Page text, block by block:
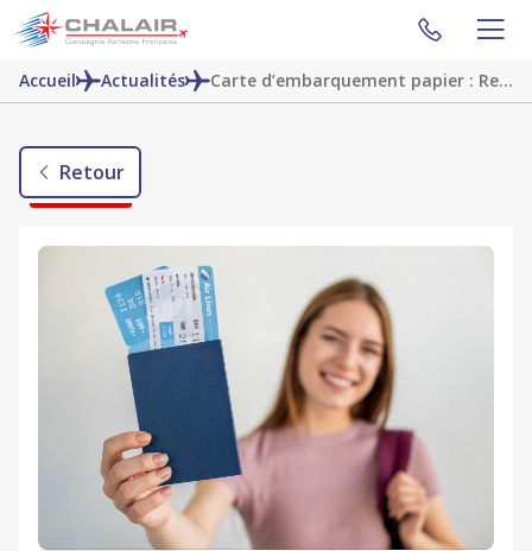
Accueil Actualités Carte d’embarquement papier : Relique du passé ou indispensable de voyage ?
Retour